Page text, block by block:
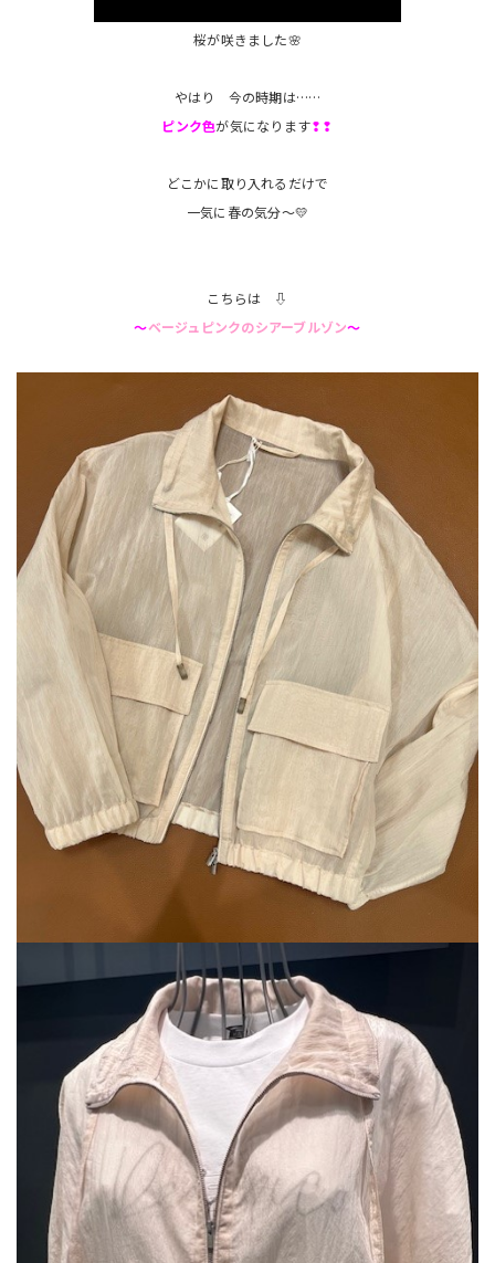
桜が咲きました🌸
やはり 今の時期は……
ピンク色が気になります❢❢
どこかに取り入れるだけで
一気に春の気分～💛
こちらは ⇩
～ベージュピンクのシアーブルゾン～